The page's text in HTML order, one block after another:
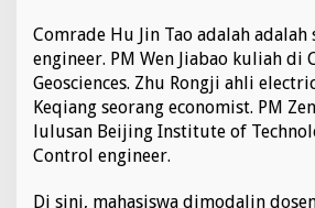
Comrade Hu Jin Tao adalah
engineer. PM Wen Jiabao kuliah di
Geosciences. Zhu Rongji ahli
Keqiang seorang economist. PM
lulusan Beijing Institute of
Control engineer.
Di sini, mahasiswa dimodalin